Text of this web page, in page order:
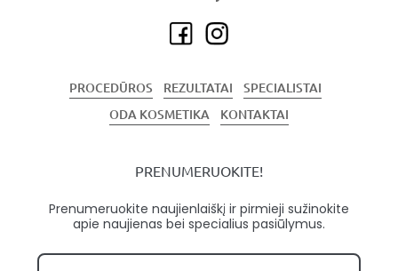
PROCEDŪROS REZULTATAI
SPECIALISTAI
ODA KOSMETIKA
KONTAKTAI
PRENUMERUOKITE!
Prenumeruokite naujienlaiškį ir pirmieji sužinokite
apie naujienas bei specialius pasiūlymus.